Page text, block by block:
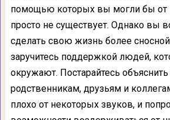
помощью которых вы могли бы от
просто не существует. Однако вы
сделать свою жизнь более
заручитесь поддержкой людей,
окружают. Постарайтесь
родственникам, друзьям и
плохо от некоторых звуков, и